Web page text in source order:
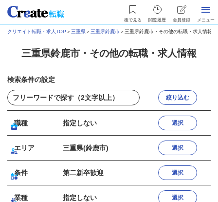
後で見る 閲覧履歴 会員登録 メニュー
クリエイト転職・求人TOP ＞ 三重県＞ 三重県鈴鹿市＞ 三重県鈴鹿市・その他の転職・求人情報
三重県鈴鹿市・その他の転職・求人情報
検索条件の設定
絞り込む
職種 指定しない 選択
エリア 三重県(鈴鹿市) 選択
条件 第二新卒歓迎 選択
業種 指定しない 選択